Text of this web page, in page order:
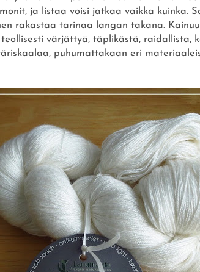
ja listaa voisi jatkaa vaikka kuinka.
rakastaa tarinaa langan takana.
värjättyä, täplikästä, raidallista,
puhumattakaan eri